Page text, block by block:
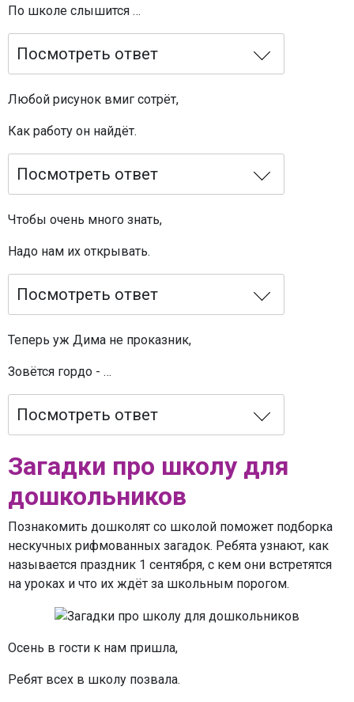
По школе слышится …
Посмотреть ответ
Любой рисунок вмиг сотрёт,
Как работу он найдёт.
Посмотреть ответ
Чтобы очень много знать,
Надо нам их открывать.
Посмотреть ответ
Теперь уж Дима не проказник,
Зовётся гордо - …
Посмотреть ответ
Загадки про школу для
дошкольников
Познакомить дошколят со школой поможет подборка
нескучных рифмованных загадок. Ребята узнают, как
называется праздник 1 сентября, с кем они встретятся
на уроках и что их ждёт за школьным порогом.
Осень в гости к нам пришла,
Ребят всех в школу позвала.